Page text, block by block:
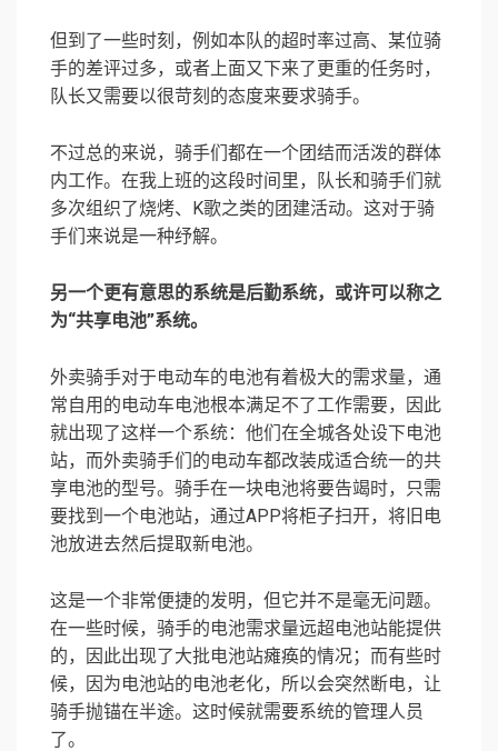
但到了一些时刻，例如本队的超时率过高、某位骑
手的差评过多，或者上面又下来了更重的任务时，
队长又需要以很苛刻的态度来要求骑手。
不过总的来说，骑手们都在一个团结而活泼的群体
内工作。在我上班的这段时间里，队长和骑手们就
多次组织了烧烤、K歌之类的团建活动。这对于骑
手们来说是一种纾解。
另一个更有意思的系统是后勤系统，或许可以称之
为“共享电池”系统。
外卖骑手对于电动车的电池有着极大的需求量，通
常自用的电动车电池根本满足不了工作需要，因此
就出现了这样一个系统：他们在全城各处设下电池
站，而外卖骑手们的电动车都改装成适合统一的共
享电池的型号。骑手在一块电池将要告竭时，只需
要找到一个电池站，通过APP将柜子扫开，将旧电
池放进去然后提取新电池。
这是一个非常便捷的发明，但它并不是毫无问题。
在一些时候，骑手的电池需求量远超电池站能提供
的，因此出现了大批电池站瘫痪的情况；而有些时
候，因为电池站的电池老化，所以会突然断电，让
骑手抛锚在半途。这时候就需要系统的管理人员
了。